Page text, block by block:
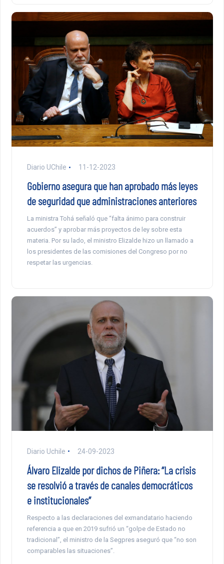
Diario UChile 11-12-2023
Gobierno asegura que han aprobado más leyes
de seguridad que administraciones anteriores
La ministra Tohá señaló que “falta ánimo para construir
acuerdos” y aprobar más proyectos de ley sobre esta
materia. Por su lado, el ministro Elizalde hizo un llamado a
los presidentes de las comisiones del Congreso por no
respetar las urgencias.
Diario Uchile 24-09-2023
Álvaro Elizalde por dichos de Piñera: “La crisis
se resolvió a través de canales democráticos
e institucionales”
Respecto a las declaraciones del exmandatario haciendo
referencia a que en 2019 sufrió un “golpe de Estado no
tradicional”, el ministro de la Segpres aseguró que “no son
comparables las situaciones”.